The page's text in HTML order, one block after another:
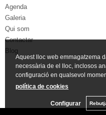
Agenda
Galeria
Qui som
Contactar
Blog
Aquest lloc web emmagatzema
necessària de el lloc, inclosos
configuració en qualsevol
política de cookies
Configurar